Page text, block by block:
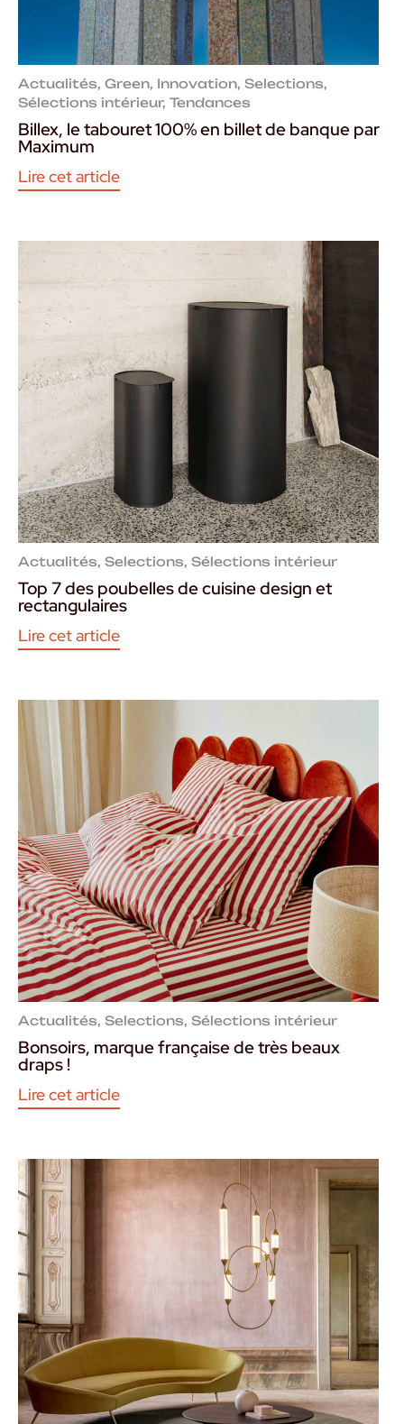
Actualités, Green, Innovation, Selections,
Sélections intérieur, Tendances
Billex, le tabouret 100% en billet de banque par
Maximum
Lire cet article
Actualités, Selections, Sélections intérieur
Top 7 des poubelles de cuisine design et
rectangulaires
Lire cet article
Actualités, Selections, Sélections intérieur
Bonsoirs, marque française de très beaux
draps !
Lire cet article